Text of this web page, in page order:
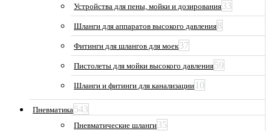
Устройства для пены, мойки и дозирования33
Шланги для аппаратов высокого давления8
Фитинги для шлангов для моек37
Пистолеты для мойки высокого давления59
Шланги и фитинги для канализации 10
Пневматика543
Пневматические шланги35